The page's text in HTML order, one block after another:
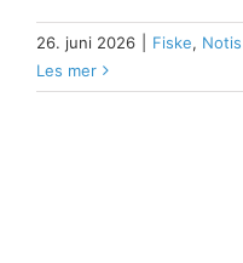
26. juni 2026 Fiske, Notis
Les mer